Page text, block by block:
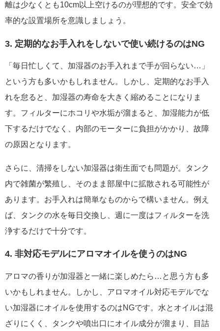
離は少なくとも10cm以上空けるのが理想的です。安全で効
率的な設置場所を意識しましょう。
3. 定期的なお手入れをしないで使い続けるのはNG
「毎日忙しくて、加湿器のお手入れまで手が回らない…」
という方も多いかもしれません。しかし、定期的なお手入
れを怠ると、加湿器の寿命を大きく縮めることになりま
す。フィルターにホコリや水垢が溜まると、加湿能力が低
下するだけでなく、内部のモーターに負担がかかり、故障
の原因となります。
さらに、清掃をしない加湿器は衛生面でも問題が。タンク
内で雑菌が繁殖し、そのまま部屋中に拡散される可能性が
あります。お手入れは簡単なものからで構いません。例え
ば、タンクの水を毎日交換し、週に一度はフィルターを洗
浄するだけで十分です。
4. 非対応モデルにアロマオイルを使うのはNG
アロマの香りが加湿器と一緒に楽しめたら…と思う方も多
いかもしれません。しかし、アロマオイル対応モデルでな
い加湿器にオイルを使用するのはNGです。水とオイルは混
ざりにくく、タンクや噴出口にオイル成分が溜まり、目詰